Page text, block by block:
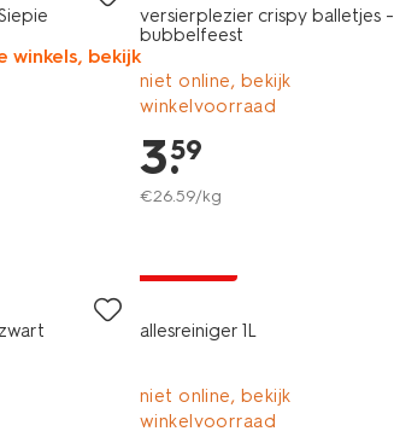
winkels, bekijk
versierplezier crispy balletjes -
bubbelfeest
niet online, bekijk
winkelvoorraad
3.
59
€26.59/kg
allesreiniger 1L
niet online, bekijk
winkelvoorraad